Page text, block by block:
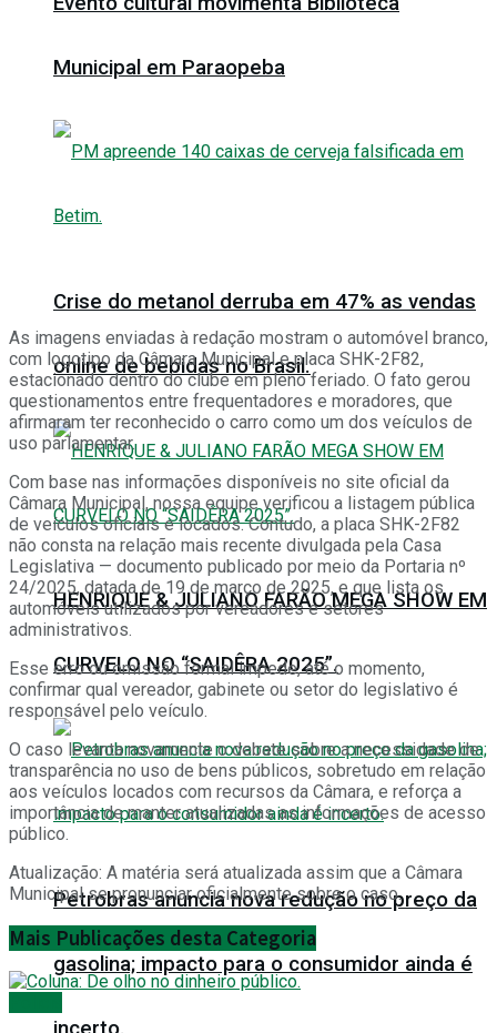
Municipal em Paraopeba
Crise do metanol derruba em 47% as vendas
online de bebidas no Brasil.
HENRIQUE & JULIANO FARÃO MEGA SHOW EM
CURVELO NO “SAIDÊRA 2025”.
Petrobras anuncia nova redução no preço da
gasolina; impacto para o consumidor ainda é
As imagens enviadas à redação mostram o automóvel branco,
com logotipo da Câmara Municipal e placa SHK-2F82,
estacionado dentro do clube em pleno feriado. O fato gerou
questionamentos entre frequentadores e moradores, que
afirmaram ter reconhecido o carro como um dos veículos de
uso parlamentar.
Com base nas informações disponíveis no site oficial da
Câmara Municipal, nossa equipe verificou a listagem pública
de veículos oficiais e locados. Contudo, a placa SHK-2F82
não consta na relação mais recente divulgada pela Casa
Legislativa — documento publicado por meio da Portaria nº
24/2025, datada de 19 de março de 2025, e que lista os
automóveis utilizados por vereadores e setores
administrativos.
Esse erro ou omissão formal impede, até o momento,
confirmar qual vereador, gabinete ou setor do legislativo é
responsável pelo veículo.
O caso levanta novamente o debate sobre a necessidade de
transparência no uso de bens públicos, sobretudo em relação
aos veículos locados com recursos da Câmara, e reforça a
importância de manter atualizadas as informações de acesso
público.
Atualização: A matéria será atualizada assim que a Câmara
Municipal se pronunciar oficialmente sobre o caso.
Mais Publicações desta Categoria